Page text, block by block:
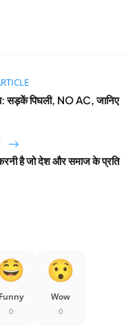
सड़कें पिघली, NO AC, जानिए
करनी है जो देश और समाज के प्रति
Funny
0
Wow
0